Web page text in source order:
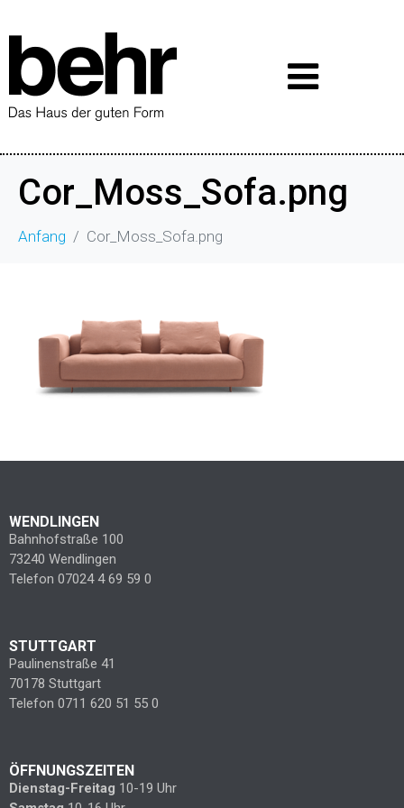
Cor_Moss_Sofa.png
Anfang Cor_Moss_Sofa.png
WENDLINGEN
Bahnhofstraße 100
73240 Wendlingen
Telefon 07024 4 69 59 0
STUTTGART
Paulinenstraße 41
70178 Stuttgart
Telefon 0711 620 51 55 0
ÖFFNUNGSZEITEN
Dienstag-Freitag 10-19 Uhr